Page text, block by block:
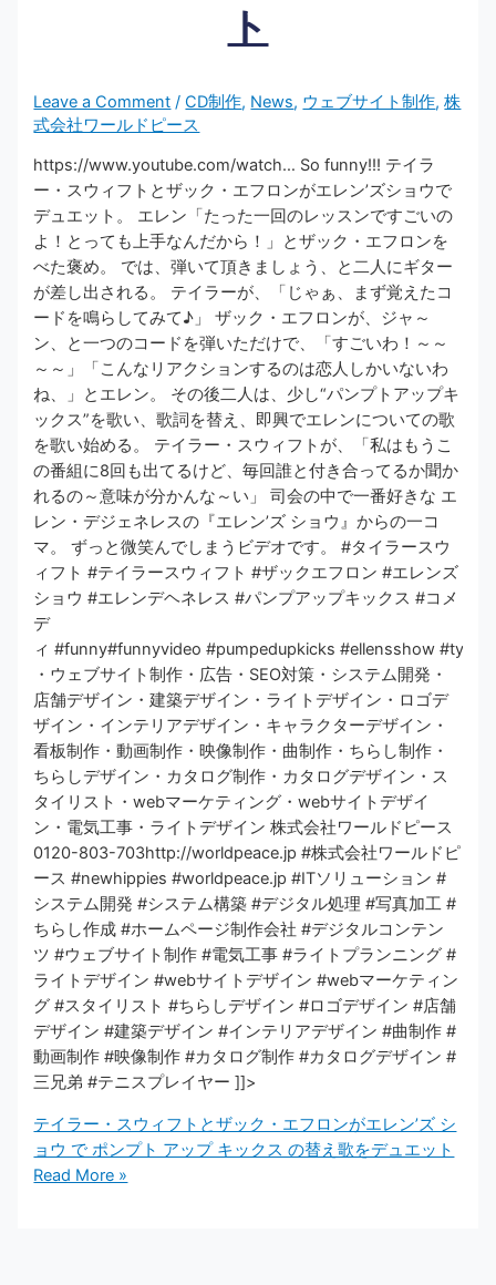
ト
Leave a Comment /CD制作, News, ウェブサイト制作,株
式会社ワールドピース
https://www.youtube.com/watch… So funny!!! テイラ
ー・スウィフトとザック・エフロンがエレン’ズショウで
デュエット。 エレン「たった一回のレッスンですごいの
よ！とっても上手なんだから！」とザック・エフロンを
べた褒め。 では、弾いて頂きましょう、と二人にギター
が差し出される。 テイラーが、「じゃぁ、まず覚えたコ
ードを鳴らしてみて♪」 ザック・エフロンが、ジャ～
ン、と一つのコードを弾いただけで、「すごいわ！～～
～～」「こんなリアクションするのは恋人しかいないわ
ね、」とエレン。 その後二人は、少し“パンプトアップキ
ックス”を歌い、歌詞を替え、即興でエレンについての歌
を歌い始める。 テイラー・スウィフトが、「私はもうこ
の番組に8回も出てるけど、毎回誰と付き合ってるか聞か
れるの～意味が分かんな～い」 司会の中で一番好きな エ
レン・デジェネレスの『エレン’ズ ショウ』からの一コ
マ。 ずっと微笑んでしまうビデオです。 #タイラースウ
ィフト #テイラースウィフト #ザックエフロン #エレンズ
ショウ #エレンデヘネレス #パンプアップキックス #コメ
デ
ィ #funny#funnyvideo #pumpedupkicks #ellensshow
・ウェブサイト制作・広告・SEO対策・システム開発・
店舗デザイン・建築デザイン・ライトデザイン・ロゴデ
ザイン・インテリアデザイン・キャラクターデザイン・
看板制作・動画制作・映像制作・曲制作・ちらし制作・
ちらしデザイン・カタログ制作・カタログデザイン・ス
タイリスト・webマーケティング・webサイトデザイ
ン・電気工事・ライトデザイン 株式会社ワールドピース
0120-803-703http://worldpeace.jp #株式会社ワールドピ
ース #newhippies #worldpeace.jp #ITソリューション #
システム開発 #システム構築 #デジタル処理 #写真加工 #
ちらし作成 #ホームページ制作会社 #デジタルコンテン
ツ #ウェブサイト制作 #電気工事 #ライトプランニング #
ライトデザイン #webサイトデザイン #webマーケティン
グ #スタイリスト #ちらしデザイン #ロゴデザイン #店舗
デザイン #建築デザイン #インテリアデザイン #曲制作 #
動画制作 #映像制作 #カタログ制作 #カタログデザイン #
三兄弟 #テニスプレイヤー ]]>
テイラー・スウィフトとザック・エフロンがエレン’ズ シ
ョウ で ポンプト アップ キックス の替え歌をデュエット
Read More »